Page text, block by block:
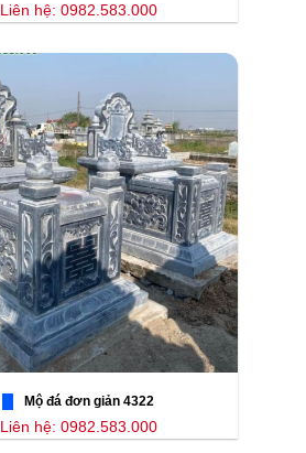
Liên hệ: 0982.583.000
Mộ đá đơn giản 4322
Liên hệ: 0982.583.000